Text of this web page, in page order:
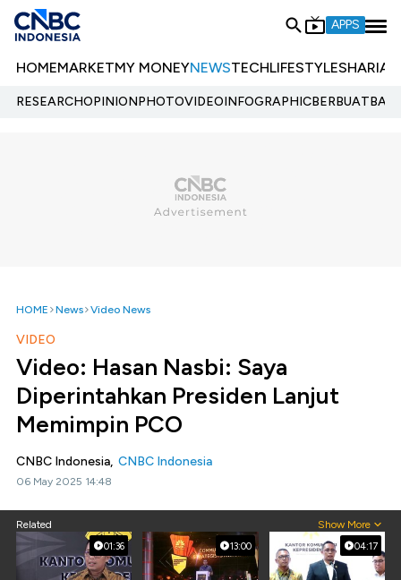
APPS
HOMEMARKETMY MONEYNEWSTECHLIFESTYLESHARIA
RESEARCHOPINIONPHOTOVIDEOINFOGRAPHIC
HOME News Video News
VIDEO
Video: Hasan Nasbi: Saya
Diperintahkan Presiden Lanjut
Memimpin PCO
CNBC Indonesia, CNBC Indonesia
06 May 2025 14:48
Related Show More
01:36 13:00 04:17